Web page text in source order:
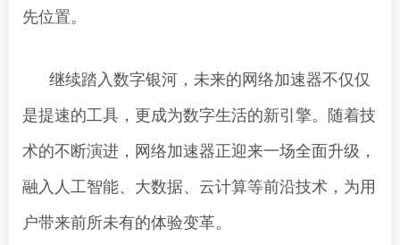
先位置。
继续踏入数字银河，未来的网络加速器不仅仅
是提速的工具，更成为数字生活的新引擎。随着技
术的不断演进，网络加速器正迎来一场全面升级，
融入人工智能、大数据、云计算等前沿技术，为用
户带来前所未有的体验变革。